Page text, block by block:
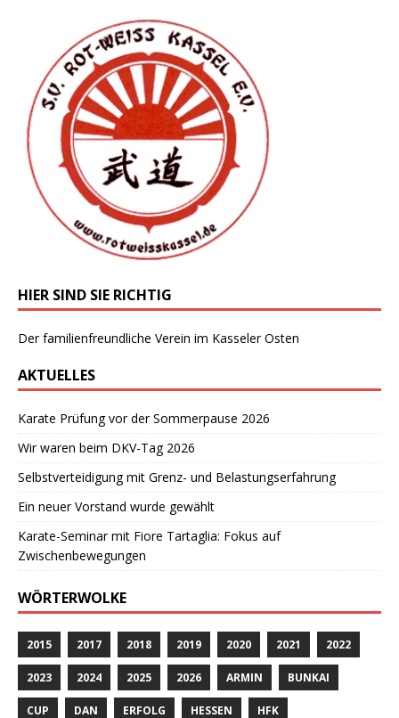
HIER SIND SIE RICHTIG
Der familienfreundliche Verein im Kasseler Osten
AKTUELLES
Karate Prüfung vor der Sommerpause 2026
Wir waren beim DKV-Tag 2026
Selbstverteidigung mit Grenz- und Belastungserfahrung
Ein neuer Vorstand wurde gewählt
Karate-Seminar mit Fiore Tartaglia: Fokus auf
Zwischenbewegungen
WÖRTERWOLKE
2015 2017 2018 2019 2020 2021 2022
2023 2024 2025 2026 ARMIN BUNKAI
CUP DAN ERFOLG HESSEN HFK